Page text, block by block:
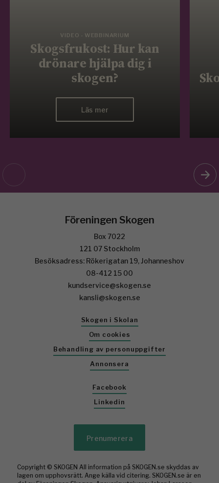
VIDEO - WEBBINARIUM
Skogsfrukost: Hur kan
drönare hjälpa dig i
skogen?
Läs mer
Föreningen Skogen
Box 7022
121 07 Stockholm
Besöksadress: Rökerigatan 19, Johanneshov
08-412 15 00
kundservice@skogen.se
kansli@skogen.se
Skogen i Skolan
Om cookies
Behandling av personuppgifter
Annonsera
Facebook
Linkedin
Prenumerera
Copyright © SKOGEN All information på SKOGEN.se skyddas av
lagen om upphovsrätt. Ange källa vid citering. SKOGEN.se är en